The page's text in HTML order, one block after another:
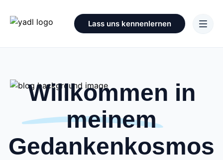
Lass uns kennenlernen
Willkommen in
meinem
Gedankenkosmos